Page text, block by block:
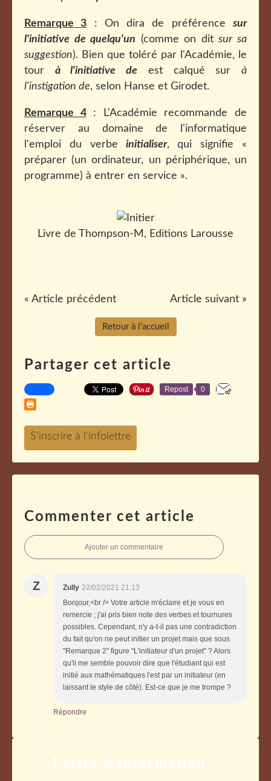
Remarque 3 : On dira de préférencesur
l'initiative de quelqu'un (comme on ditsur sa
suggestion). Bien que toléré par l'Académie, le
tour à l'initiative de est calqué surà
l'instigation de, selon Hanse et Girodet.
Remarque 4: L'Académie recommande de
réserver au domaine de l'informatique
l'emploi du verbe initialiser, qui signifie «
préparer (un ordinateur, un périphérique, un
programme) à entrer en service ».
Livre de Thompson-M, Editions Larousse
« Article précédent Article suivant »
Retour à l'accueil
Partager cet article
Repost 0
Commenter cet article
Ajouter un commentaire
Z Zully 22/02/2021 21:13
Bonjour,<br /> Votre article m'éclaire et je vous en
remercie ; j'ai pris bien note des verbes et tournures
possibles. Cependant, n'y a-t-il pas une contradiction
du fait qu'on ne peut initier un projet mais que sous
"Remarque 2" figure "L'initiateur d'un projet" ? Alors
qu'il me semble pouvoir dire que l'étudiant qui est
initié aux mathématiques l'est par un initiateur (en
laissant le style de côté). Est-ce que je me trompe ?
Répondre